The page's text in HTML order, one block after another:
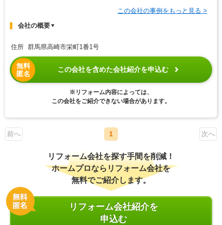
この会社の事例をもっと見る >
会社の概要▼
住所 群馬県高崎市栄町1番1号
無料
匿名
この会社を含めた会社紹介を申込む
※リフォーム内容によっては、
この会社をご紹介できない場合があります。
前へ 1 次へ
リフォーム会社を探す手間を削減！
ホームプロならリフォーム会社を
無料でご紹介します。
リフォーム会社紹介を
申込む